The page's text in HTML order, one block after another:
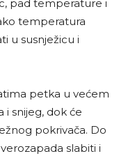
pad temperature i
temperatura
u susnježicu i
petka u većem
i snijeg, dok će
pokrivača. Do
slabiti i